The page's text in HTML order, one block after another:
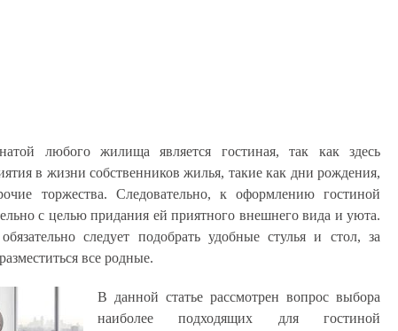
любого жилища является гостиная, так как здесь
в жизни собственников жилья, такие как дни рождения,
торжества. Следовательно, к оформлению гостиной
с целью придания ей приятного внешнего вида и уюта.
следует подобрать удобные стулья и стол, за
все родные.
В данной статье рассмотрен вопрос выбора
наиболее подходящих для гостиной